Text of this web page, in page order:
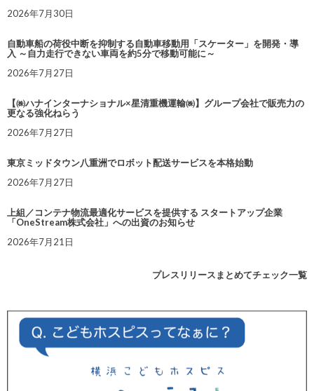
2026年7月30日
自動車船の荷役中断を抑制する自動車移動用「スケーター」を開発・導
入 ～自力走行できない車両を約5分で移動可能に～
2026年7月27日
【㈱ハナインターナショナル×星清重機運輸㈱】グループ会社で販売力の
更なる強化ねらう
2026年7月27日
東京ミッドタウン八重洲でロボット配送サービスを本格始動
2026年7月27日
上組／コンテナ物流最適化サービスを提供する スタートアップ企業
「OneStream株式会社」への出資のお知らせ
2026年7月21日
プレスリリースまとめてチェック一覧